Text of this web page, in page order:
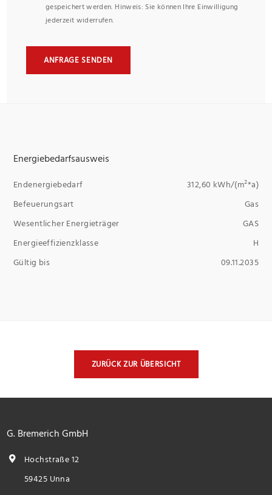
gespeichert werden. Hinweis: Sie können Ihre Einwilligung
jederzeit widerrufen.
ANFRAGE SENDEN
Energiebedarfsausweis
Endenergiebedarf
312,60 kWh/(m²*a)
Befeuerungsart
Gas
Wesentlicher Energieträger
GAS
Energieeffizienzklasse
H
Gültig bis
09.11.2035
ZURÜCK ZUR ÜBERSICHT
G. Bremerich GmbH
Hochstraße 12
59425 Unna